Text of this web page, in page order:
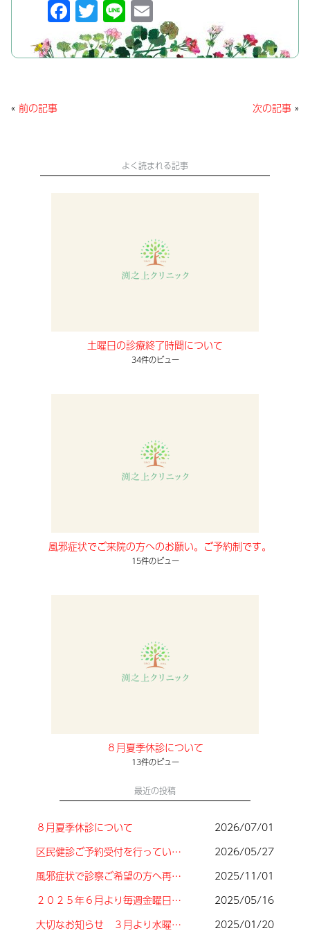
F
a
c
T
w
itt
Li
n
e
m
ai
« 前の記事 次の記事 »
よく読まれる記事
土曜日の診療終了時間について
34件のビュー
風邪症状でご来院の方へのお願い。ご予約制です。
15件のビュー
８月夏季休診について
13件のビュー
最近の投稿
８月夏季休診について
2026/07/01
区民健診ご予約受付を行っています。
2026/05/27
風邪症状で診察ご希望の方へ再度お願いたします
2025/11/01
２０２５年６月より毎週金曜日午後の担当医師が変更しております
2025/05/16
大切なお知らせ ３月より水曜午後診療時間変更について
2025/01/20